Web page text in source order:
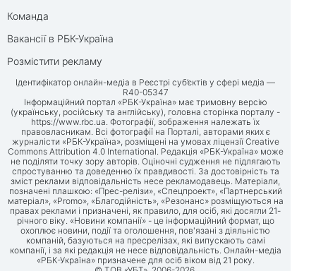
Команда
Вакансії в РБК-Україна
Розмістити рекламу
Ідентифікатор онлайн-медіа в Реєстрі суб’єктів у сфері медіа —
R40-05347
Інформаційний портал «РБК-Україна» має тримовну версію
(українську, російську та англійську), головна сторінка порталу -
https://www.rbc.ua. Фотографії, зображення належать їх
правовласникам. Всі фотографії на Порталі, авторами яких є
журналісти «РБК-Україна», розміщені на умовах ліцензії Creative
Commons Attribution 4.0 International. Редакція «РБК-Україна» може
не поділяти точку зору авторів. Оціночні судження не підлягають
спростуванню та доведенню їх правдивості. За достовірність та
зміст реклами відповідальність несе рекламодавець. Матеріали,
позначені плашкою: «Прес-релізи», «Спецпроект», «Партнерський
матеріал», «Promo», «Благодійність», «Резонанс» розміщуються на
правах реклами і призначені, як правило, для осіб, які досягли 21-
річного віку. «Новини компанії» - це інформаційний формат, що
охоплює новини, події та оголошення, пов'язані з діяльністю
компаній, базуються на пресрелізах, які випускають самі
компанії, і за які редакція не несе відповідальність. Онлайн-медіа
«РБК-Україна» призначене для осіб віком від 21 року.